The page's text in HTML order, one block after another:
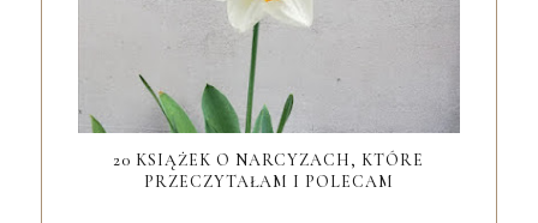
20 KSIĄŻEK O NARCYZACH, KTÓRE
PRZECZYTAŁAM I POLECAM